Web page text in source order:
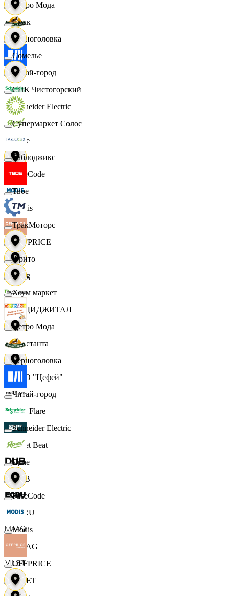
Цетро Мода
Черноголовка
Читай-город
Schneider Electric
Ярче
FaceCode
Modis
OFFPRICE
string
X5 ДИДЖИТАЛ
Константа
ООО "Цефей"
Finn Flare
Street Beat
DUB
ECRU
MAAG
VILET
Смак
Сомелье
СПК Чистогорский
Супермаркет Солос
Таблоджикс
Твое
ТракМоторс
Фрито
Хоум маркет
Цетро Мода
Черноголовка
Читай-город
Schneider Electric
Ярче
FaceCode
Modis
OFFPRICE